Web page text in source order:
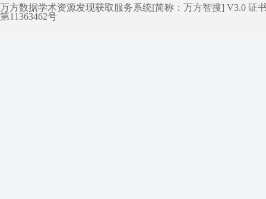
万方数据学术资源发现获取服务系统[简称：万方智搜] V3.0 证
第11363462号